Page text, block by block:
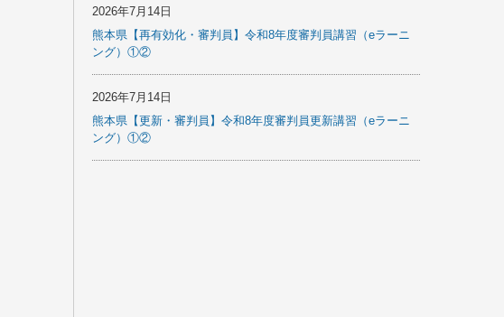
2026年7月14日
熊本県【再有効化・審判員】令和8年度審判員講習（eラーニ
ング）①②
2026年7月14日
熊本県【更新・審判員】令和8年度審判員更新講習（eラーニ
ング）①②